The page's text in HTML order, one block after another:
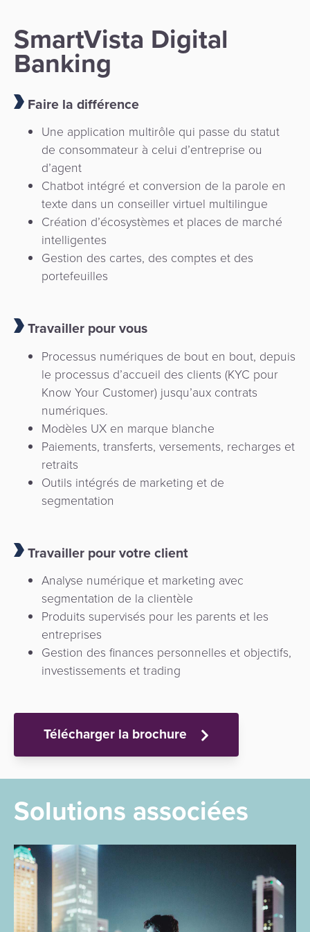
SmartVista Digital
Banking
Faire la différence
Une application multirôle qui passe du statut
de consommateur à celui d’entreprise ou
d’agent
Chatbot intégré et conversion de la parole en
texte dans un conseiller virtuel multilingue
Création d’écosystèmes et places de marché
intelligentes
Gestion des cartes, des comptes et des
portefeuilles
Travailler pour vous
Processus numériques de bout en bout, depuis
le processus d’accueil des clients (KYC pour
Know Your Customer) jusqu’aux contrats
numériques.
Modèles UX en marque blanche
Paiements, transferts, versements, recharges et
retraits
Outils intégrés de marketing et de
segmentation
Travailler pour votre client
Analyse numérique et marketing avec
segmentation de la clientèle
Produits supervisés pour les parents et les
entreprises
Gestion des finances personnelles et objectifs,
investissements et trading
Télécharger la brochure
Solutions associées